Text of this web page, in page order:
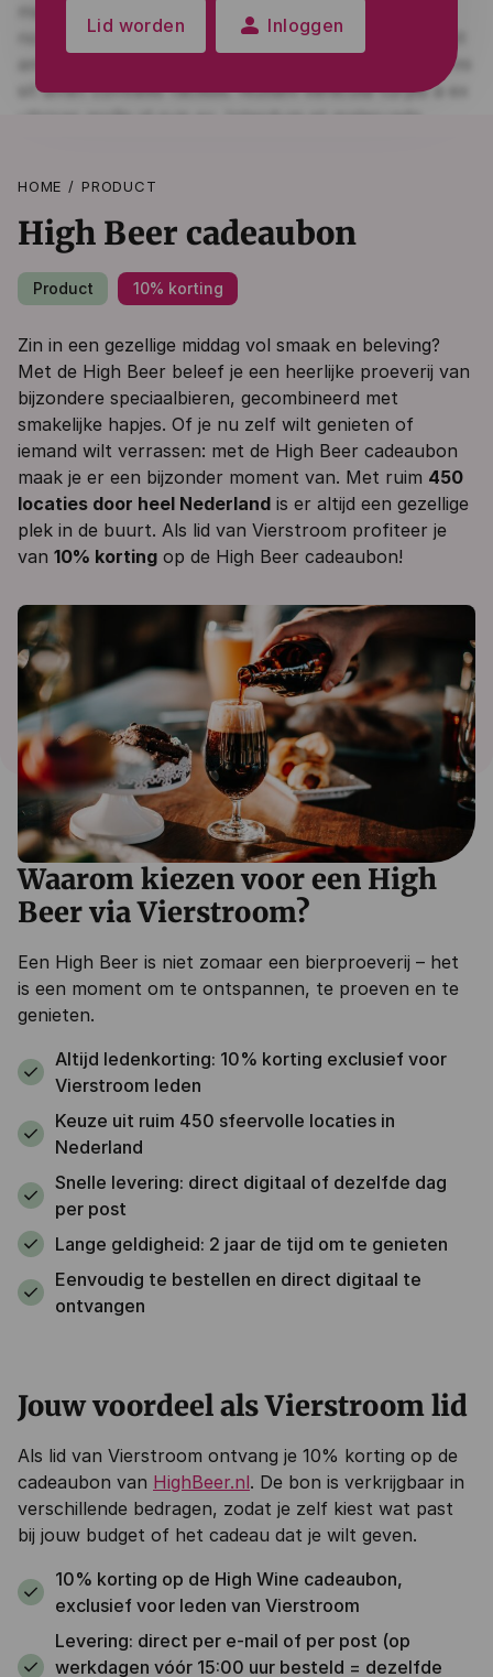
Lid worden person Inloggen
HOME PRODUCT
High Beer cadeaubon
Product 10% korting
Zin in een gezellige middag vol smaak en beleving?
Met de High Beer beleef je een heerlijke proeverij van
bijzondere speciaalbieren, gecombineerd met
smakelijke hapjes. Of je nu zelf wilt genieten of
iemand wilt verrassen: met de High Beer cadeaubon
maak je er een bijzonder moment van. Met ruim 450
locaties door heel Nederland is er altijd een gezellige
plek in de buurt. Als lid van Vierstroom profiteer je
van 10% korting op de High Beer cadeaubon!
Waarom kiezen voor een High
Beer via Vierstroom?
Een High Beer is niet zomaar een bierproeverij – het
is een moment om te ontspannen, te proeven en te
genieten.
Altijd ledenkorting: 10% korting exclusief voor
Vierstroom leden
Keuze uit ruim 450 sfeervolle locaties in
Nederland
Snelle levering: direct digitaal of dezelfde dag
per post
Lange geldigheid: 2 jaar de tijd om te genieten
Eenvoudig te bestellen en direct digitaal te
ontvangen
Jouw voordeel als Vierstroom lid
Als lid van Vierstroom ontvang je 10% korting op de
cadeaubon van HighBeer.nl. De bon is verkrijgbaar in
verschillende bedragen, zodat je zelf kiest wat past
bij jouw budget of het cadeau dat je wilt geven.
10% korting op de High Wine cadeaubon,
exclusief voor leden van Vierstroom
Levering: direct per e-mail of per post (op
werkdagen vóór 15:00 uur besteld = dezelfde